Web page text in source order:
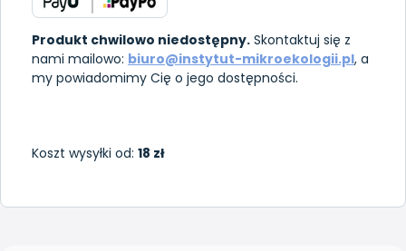
Produkt chwilowo niedostępny. Skontaktuj się z
nami mailowo: biuro@instytut-mikroekologii.pl, a
my powiadomimy Cię o jego dostępności.
Koszt wysyłki od: 18 zł